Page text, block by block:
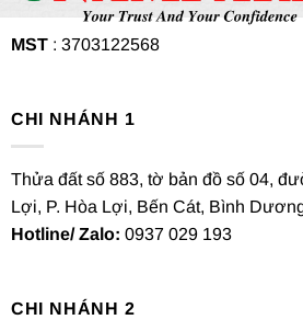
MST: 3703122568
CHI NHÁNH 1
Thửa đất số 883, tờ bản đồ số 04,
Lợi, P. Hòa Lợi, Bến Cát, Bình
Hotline/ Zalo: 0937 029 193
CHI NHÁNH 2